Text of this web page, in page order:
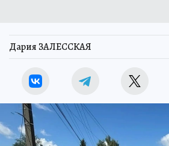
Дария ЗАЛЕССКАЯ